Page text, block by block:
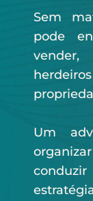
Sem
pode
vender,
Um